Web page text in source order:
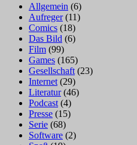
Allgemein (6)
Aufreger(11)
Comics (18)
Das Bild (6)
Film (99)
Games (165)
Gesellschaft (23)
Internet (29)
Literatur(46)
Podcast (4)
Presse (15)
Serie (68)
Software (2)